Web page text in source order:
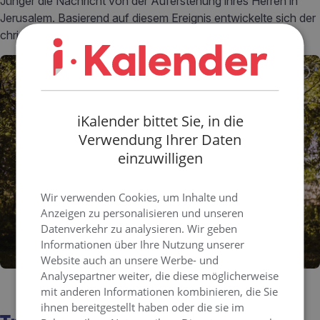
Jerusalem. Basierend auf diesem Ereignis entwickelte sich der
christliche Glaube nach einem Leben nach dem Tod.
iKalender bittet Sie, in die
Verwendung Ihrer Daten
einzuwilligen
Wir verwenden Cookies, um Inhalte und
Anzeigen zu personalisieren und unseren
Datenverkehr zu analysieren. Wir geben
Informationen über Ihre Nutzung unserer
Website auch an unsere Werbe- und
Analysepartner weiter, die diese möglicherweise
mit anderen Informationen kombinieren, die Sie
ihnen bereitgestellt haben oder die sie im